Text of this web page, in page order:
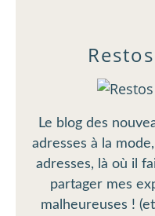
Le blog des
adresses à la
adresses, là où il
partager mes
malheureuses !